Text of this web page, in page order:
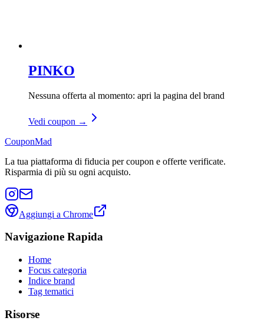
PINKO
Nessuna offerta al momento: apri la pagina del brand
Vedi coupon →
CouponMad
La tua piattaforma di fiducia per coupon e offerte verificate.
Risparmia di più su ogni acquisto.
Aggiungi a Chrome
Navigazione Rapida
Home
Focus categoria
Indice brand
Tag tematici
Risorse